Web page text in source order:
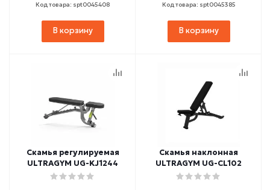
Код товара: spt0045408
В корзину
Код товара: spt0045385
В корзину
Скамья регулируемая
ULTRAGYM UG-KJ1244
Скамья наклонная
ULTRAGYM UG-CL102